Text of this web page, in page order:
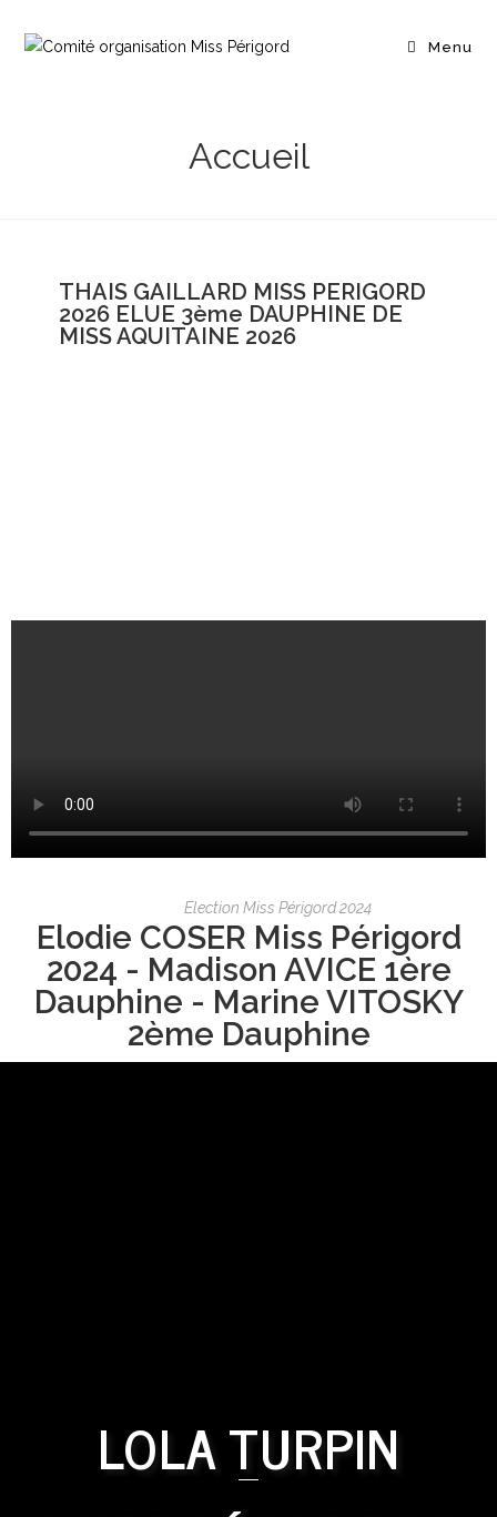
Menu
Accueil
THAIS GAILLARD MISS PERIGORD
2026 ELUE 3ème DAUPHINE DE
MISS AQUITAINE 2026
Election Miss Périgord 2024
Elodie COSER Miss Périgord
2024 - Madison AVICE 1ère
Dauphine - Marine VITOSKY
2ème Dauphine
LOLA TURPIN